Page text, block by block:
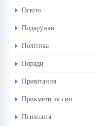
Освіта
Подарунки
Політика
Поради
Привітання
Прикмети та сни
Психолігя